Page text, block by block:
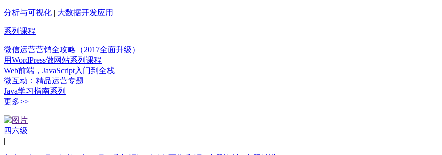
分析与可视化 | 大数据开发应用
系列课程
微信运营营销全攻略（2017全面升级）
用WordPress做网站系列课程
Web前端，JavaScript入门到全栈
微互动：精品运营专题
Java学习指南系列
更多>>
四六级
|